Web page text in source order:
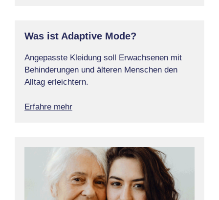
Was ist Adaptive Mode?
Angepasste Kleidung soll Erwachsenen mit
Behinderungen und älteren Menschen den
Alltag erleichtern.
Erfahre mehr